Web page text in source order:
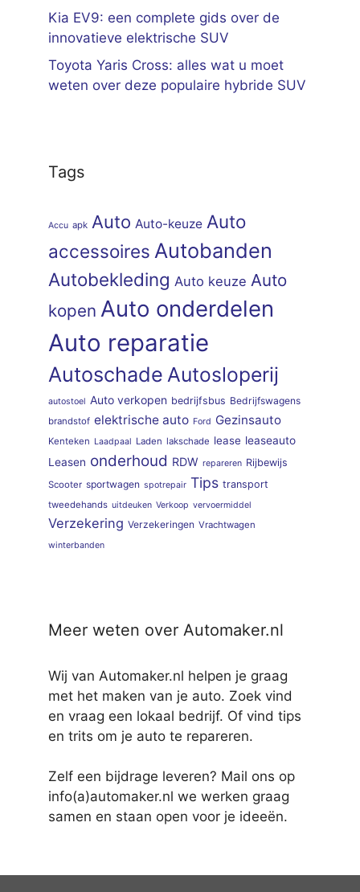
Kia EV9: een complete gids over de
innovatieve elektrische SUV
Toyota Yaris Cross: alles wat u moet
weten over deze populaire hybride SUV
Tags
Accu apk Auto Auto-keuze Auto
accessoires Autobanden
Autobekleding Auto keuze Auto
kopen Auto onderdelen
Auto reparatie
Autoschade Autosloperij
autostoel Auto verkopen bedrijfsbus Bedrijfswagens
brandstof elektrische auto Ford Gezinsauto
Kenteken Laadpaal Laden lakschade lease leaseauto
Leasen onderhoud RDW repareren Rijbewijs
Scooter sportwagen spotrepair Tips transport
tweedehands uitdeuken Verkoop vervoermiddel
Verzekering Verzekeringen Vrachtwagen
winterbanden
Meer weten over Automaker.nl
Wij van Automaker.nl helpen je graag
met het maken van je auto. Zoek vind
en vraag een lokaal bedrijf. Of vind tips
en trits om je auto te repareren.
Zelf een bijdrage leveren? Mail ons op
info(a)automaker.nl we werken graag
samen en staan open voor je ideeën.